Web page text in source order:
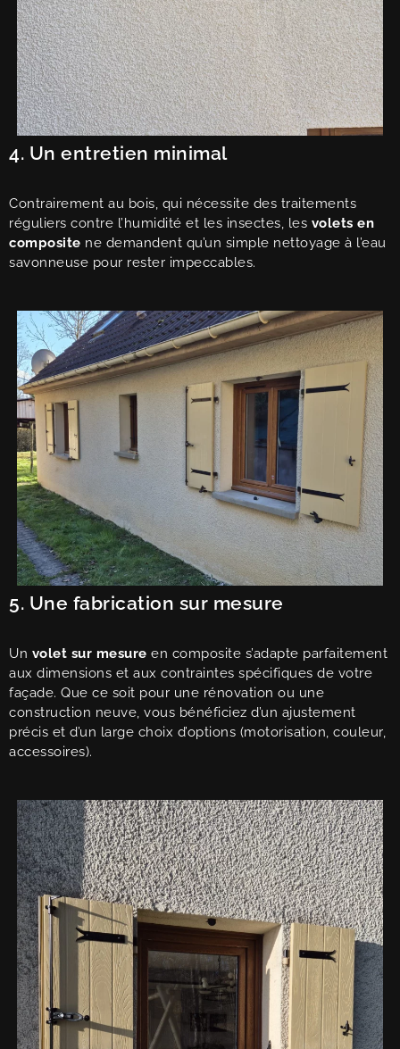
4. Un entretien minimal
Contrairement au bois, qui nécessite des traitements
réguliers contre l’humidité et les insectes, les volets en
composite ne demandent qu’un simple nettoyage à l’eau
savonneuse pour rester impeccables.
5. Une fabrication sur mesure
Un volet sur mesure en composite s’adapte parfaitement
aux dimensions et aux contraintes spécifiques de votre
façade. Que ce soit pour une rénovation ou une
construction neuve, vous bénéficiez d’un ajustement
précis et d’un large choix d’options (motorisation, couleur,
accessoires).